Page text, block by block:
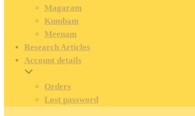
Magaram
Kumbam
Meenam
Research Articles
Account details
Orders
Lost password